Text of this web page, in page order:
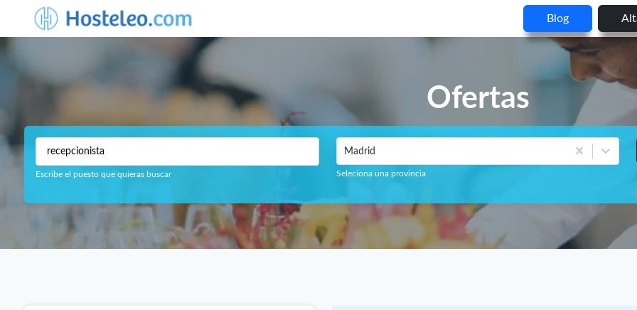
Blog
Ofertas
Escribe el puesto que quieras buscar
Madrid
Seleciona una provincia